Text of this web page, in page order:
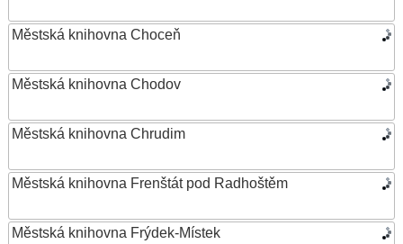
Městská knihovna Choceň
Městská knihovna Chodov
Městská knihovna Chrudim
Městská knihovna Frenštát pod Radhoštěm
Městská knihovna Frýdek-Místek